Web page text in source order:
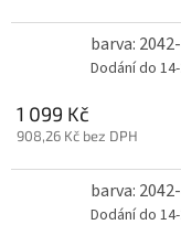
barva:
Dodání do
1 099 Kč
908,26 Kč bez DPH
barva:
Dodání do